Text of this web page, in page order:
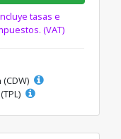
tasas e
(VAT)